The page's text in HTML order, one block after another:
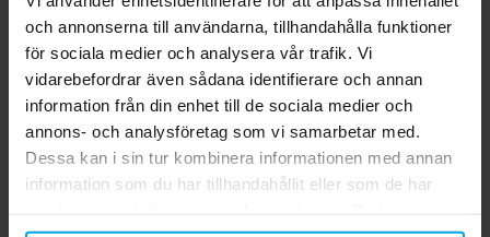
och annonserna till användarna, tillhandahålla funktioner
för sociala medier och analysera vår trafik. Vi
vidarebefordrar även sådana identifierare och annan
information från din enhet till de sociala medier och
annons- och analysföretag som vi samarbetar med.
Dessa kan i sin tur kombinera informationen med annan
information som du har tillhandahållit eller som de har
Avengers - Flaggirlang
230 cm
Disney Frost - Ballonger
8-pack